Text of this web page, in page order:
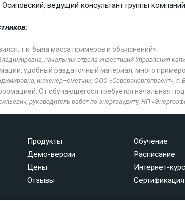
ведущий консультант группы
т.к. была масса примеров и объяснений».
начальник отдела инвестиций Управления
удобный раздаточный материал, много
инженер–сметчик, ООО «Северэнергопроект», г.
От обучающегося требуется начальная
руководитель работ по энергоаудиту, НП
Продукты
Демо-версии
Цены
Отзывы
Обучение
Расписание
Интернет-
Сертификация